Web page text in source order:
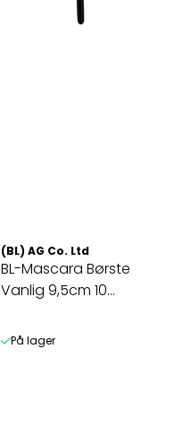
(BL) AG Co. Ltd
BL-Mascara Børste
Vanlig 9,5cm 10
På lager